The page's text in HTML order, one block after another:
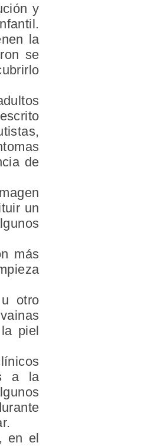
y
la
se
de
un
más
otro
piel
a la
en el